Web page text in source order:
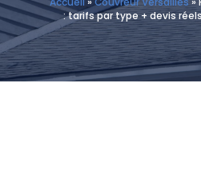
: tarifs par type + devis